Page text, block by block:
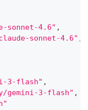
sonnet-4.6" ,
sonnet-4.6" ,
3-flash" ,
gemini-3-flash" ,